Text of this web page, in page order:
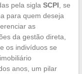
pela sigla SCPI , se
para quem deseja
as
da gestão direta,
os indivíduos se
anos, um pilar